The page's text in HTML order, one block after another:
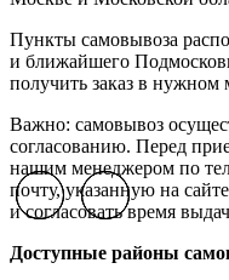
Пункты самовывоза
и ближайшего
получить заказ в нужном
Важно: самовывоз
согласованию. Перед
нашим менеджером по
почту, указанную на
и согласовать время
Доступные районы
Previous slide
Next slide
Previous slide
Next slide
Previous slide
Next slide